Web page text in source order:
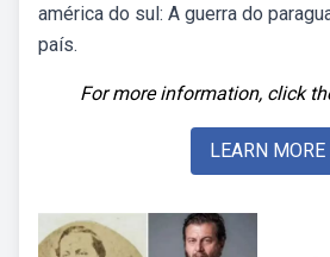
américa do sul: A guerra do
país.
For more information, click
LEARN MORE